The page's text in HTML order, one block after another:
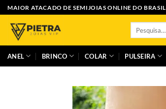
Skip
to
content
MAIOR ATACADO DE SEMIJOIAS ONLINE DO BRASIL
ANEL BRINCO COLAR PULSEIRA